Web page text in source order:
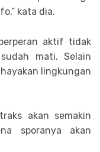
kata dia.
aktif tidak
mati. Selain
lingkungan
akan semakin
sporanya akan